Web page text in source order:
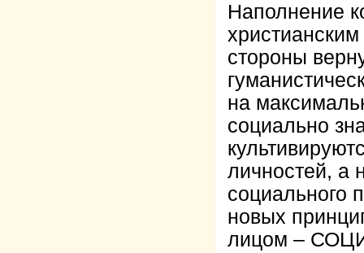
Наполнение
стороны
на
социально
личностей, а
социального
новых
лицом –